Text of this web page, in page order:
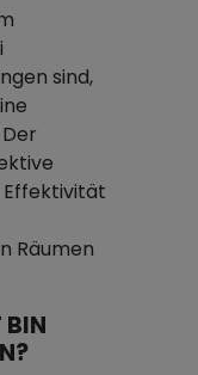
sind,
Effektivität
Räumen
BIN